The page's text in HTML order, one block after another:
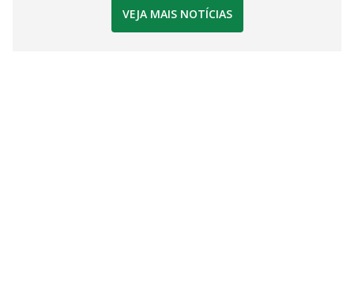
VEJA MAIS NOTÍCIAS